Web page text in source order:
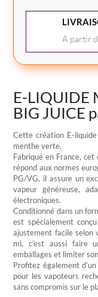
E-LIQUIDE
BIG JUICE
Cette création E-
menthe verte.
Fabriqué en France,
répond aux normes
PG/VG, il assure un
vapeur généreuse,
électroniques.
Conditionné dans un
est spécialement
ajustement facile selon
ml, c’est aussi faire
emballages et limiter
Profitez également
pour les vapoteurs
sans compromis sur le
A partir